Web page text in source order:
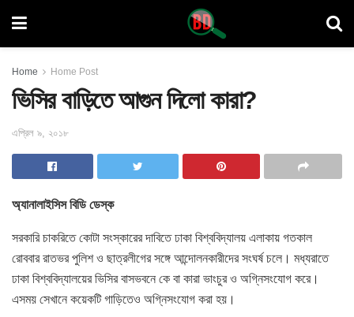
Home Home Post
ভিসির বাড়িতে আগুন দিলো কারা?
এপ্রিল ৯, ২০১৮
অ্যানালাইসিস বিডি ডেস্ক
সরকারি চাকরিতে কোটা সংস্কারের দাবিতে ঢাকা বিশ্ববিদ্যালয় এলাকায় গতকাল
রোববার রাতভর পুলিশ ও ছাত্রলীগের সঙ্গে আন্দোলনকারীদের সংঘর্ষ চলে। মধ্যরাতে
ঢাকা বিশ্ববিদ্যালয়ের ভিসির বাসভবনে কে বা কারা ভাংচুর ও অগ্নিসংযোগ করে।
এসময় সেখানে কয়েকটি গাড়িতেও অগ্নিসংযোগ করা হয়।